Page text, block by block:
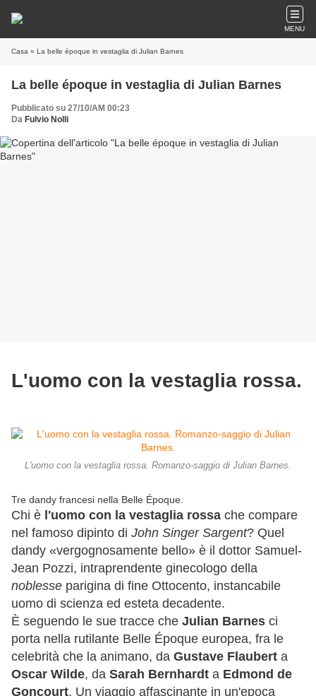
MENU
Casa » La belle époque in vestaglia di Julian Barnes
La belle époque in vestaglia di Julian Barnes
Pubblicato su 27/10/AM 00:23
Da Fulvio Nolli
L'uomo con la vestaglia rossa.
L'uomo con la vestaglia rossa. Romanzo-saggio di Julian Barnes.
Tre dandy francesi nella Belle Époque.
Chi è l'uomo con la vestaglia rossa che compare
nel famoso dipinto di John Singer Sargent? Quel
dandy «vergognosamente bello» è il dottor Samuel-
Jean Pozzi, intraprendente ginecologo della
noblesse parigina di fine Ottocento, instancabile
uomo di scienza ed esteta decadente.
È seguendo le sue tracce che Julian Barnes ci
porta nella rutilante Belle Époque europea, fra le
celebrità che la animano, da Gustave Flaubert a
Oscar Wilde, da Sarah Bernhardt a Edmond de
Goncourt. Un viaggio affascinante in un'epoca